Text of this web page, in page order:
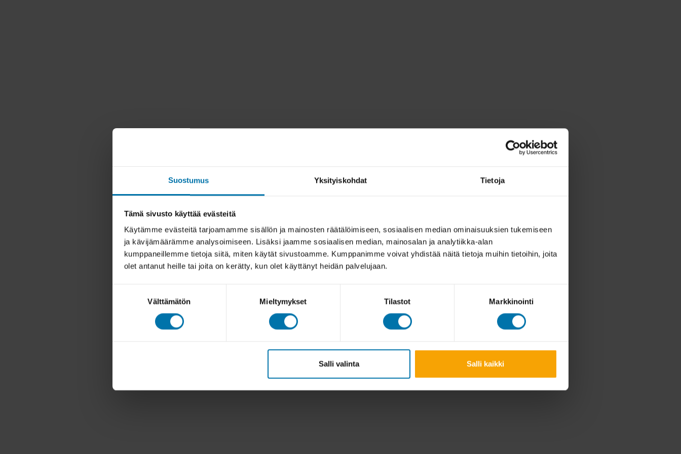
Suostumus Yksityiskohdat Tietoja
Tämä sivusto käyttää evästeitä
Käytämme evästeitä tarjoamamme sisällön ja mainosten räätälöimiseen, sosiaalisen median ominaisuuksien tukemiseen
ja kävijämäärämme analysoimiseen. Lisäksi jaamme sosiaalisen median, mainosalan ja analytiikka-alan
kumppaneillemme tietoja siitä, miten käytät sivustoamme. Kumppanimme voivat yhdistää näitä tietoja muihin tietoihin, joita
olet antanut heille tai joita on kerätty, kun olet käyttänyt heidän palvelujaan.
Välttämätön Mieltymykset Tilastot Markkinointi
Salli valinta Salli kaikki